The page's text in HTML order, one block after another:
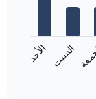
السبت الأحد